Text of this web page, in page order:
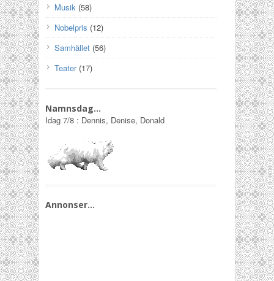
Musik (58)
Nobelpris (12)
Samhället (56)
Teater(17)
Namnsdag…
Idag 7/8 : Dennis, Denise, Donald
Annonser…